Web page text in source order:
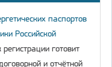
паспортов
Российской
готовит
и отчётной